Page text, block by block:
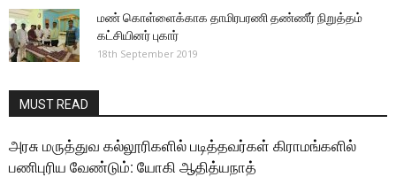
மண் கொள்ளைக்காக தாமிரபரணி தண்ணீர் நிறுத்தம்
கட்சியினர் புகார்
18th September 2019
MUST READ
அரசு மருத்துவ கல்லூரிகளில் படித்தவர்கள் கிராமங்களில்
பணிபுரிய வேண்டும்: யோகி ஆதித்யநாத்